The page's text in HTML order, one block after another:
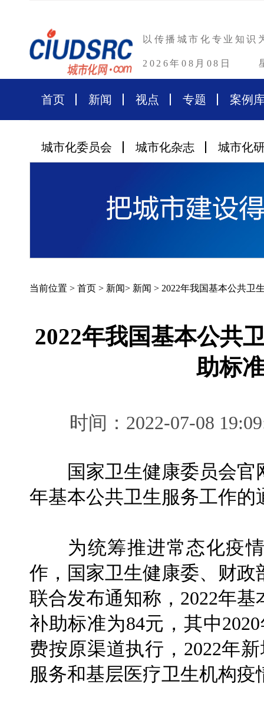
以传播城市化专业知识
2026年08月08日
首页 新闻 视点 专题 案例
城市化委员会 城市化杂志 城市化
当前位置 > 首页 > 新闻> 新闻 > 2022年我国基本公共卫
2022年我国基本公共
助标
时间：2022-07-08
国家卫生健康委员会官
年基本公共卫生服务工作的
为统筹推进常态化疫情
作，国家卫生健康委、财
联合发布通知称，2022年
补助标准为84元，其中
费按原渠道执行，2022年
服务和基层医疗卫生机构疫